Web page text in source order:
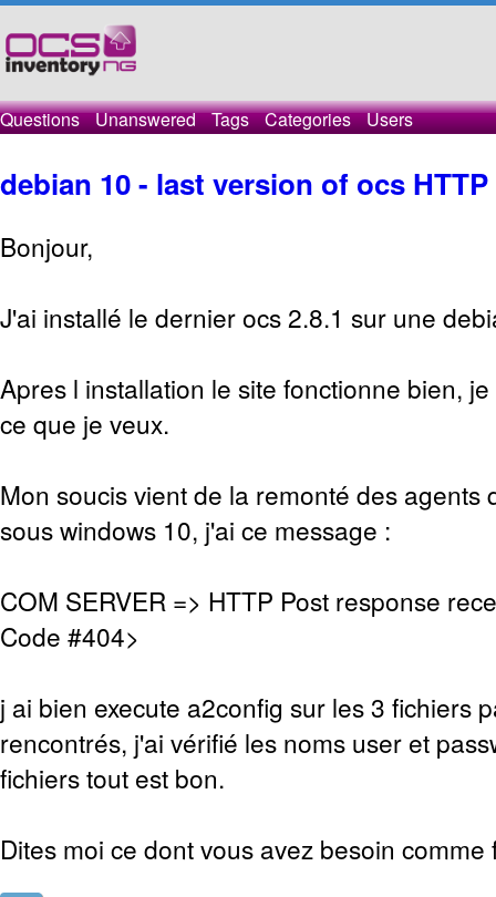
Questions Unanswered Tags Categories Users
debian 10 - last version of ocs
Bonjour,
J'ai installé le dernier ocs 2.8.1 sur une
Apres l installation le site fonctionne bien,
ce que je veux.
Mon soucis vient de la remonté des agents
sous windows 10, j'ai ce message :
COM SERVER => HTTP Post response
Code #404>
j ai bien execute a2config sur les 3 fichiers
rencontrés, j'ai vérifié les noms user et
fichiers tout est bon.
Dites moi ce dont vous avez besoin comme